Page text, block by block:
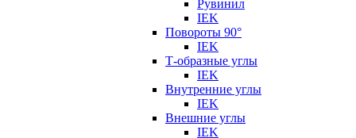
Рувинил
IEK
Повороты 90°
IEK
Т-образные углы
IEK
Внутренние углы
IEK
Внешние углы
IEK